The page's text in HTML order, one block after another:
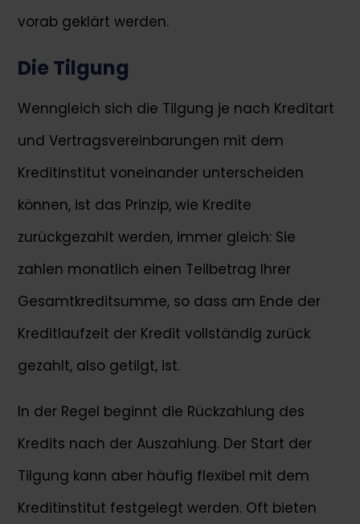
vorab geklärt werden.
Die Tilgung
Wenngleich sich die Tilgung je nach Kreditart
und Vertragsvereinbarungen mit dem
Kreditinstitut voneinander unterscheiden
können, ist das Prinzip, wie Kredite
zurückgezahlt werden, immer gleich: Sie
zahlen monatlich einen Teilbetrag Ihrer
Gesamtkreditsumme, so dass am Ende der
Kreditlaufzeit der Kredit vollständig zurück
gezahlt, also getilgt, ist.
In der Regel beginnt die Rückzahlung des
Kredits nach der Auszahlung. Der Start der
Tilgung kann aber häufig flexibel mit dem
Kreditinstitut festgelegt werden. Oft bieten